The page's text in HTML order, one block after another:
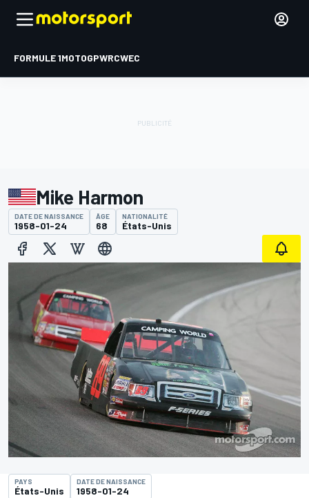
FORMULE 1MOTOGPWRCWEC
Mike Harmon
DATE DE NAISSANCE
1958-01-24
ÂGE
68
NATIONALITÉ
États-Unis
PAYS
États-Unis
DATE DE NAISSANCE
1958-01-24